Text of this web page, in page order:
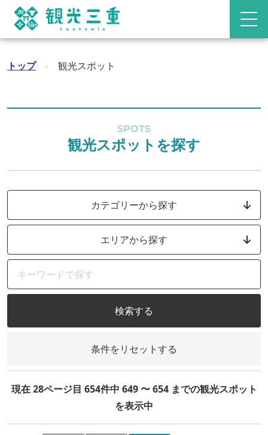
トップ › 観光スポット
SPOTS
観光スポットを探す
カテゴリーから探す
エリアから探す
検索する
条件をリセットする
現在 28ページ目 654件中 649 〜 654 までの観光スポット
を表示中